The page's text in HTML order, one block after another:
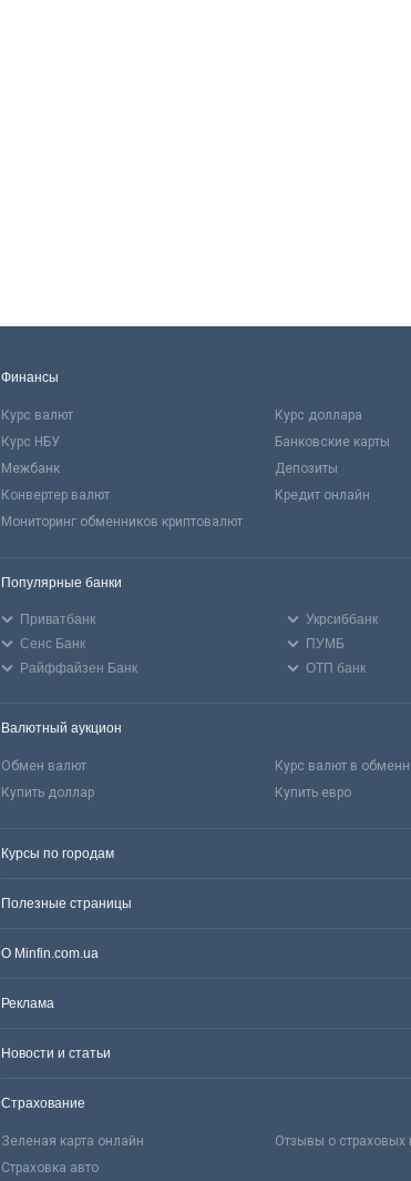
Финансы
Курс валют Курс доллара
Курс НБУ
Банковские карты
Межбанк
Депозиты
Конвертер валют
Кредит онлайн
Мониторинг обменников криптовалют
Популярные банки
Приватбанк Укрсиббанк
Сенс Банк
ПУМБ
Райффайзен Банк
ОТП банк
Валютный аукцион
Обмен валют Курс валют в
Купить доллар
Купить евро
Курсы по городам
Полезные страницы
О Minfin.com.ua
Реклама
Новости и статьи
Страхование
Зеленая карта онлайн Отзывы о страховых
Страховка авто